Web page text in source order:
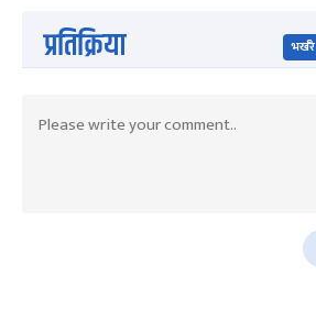
प्रतिक्रिया भर्खरै